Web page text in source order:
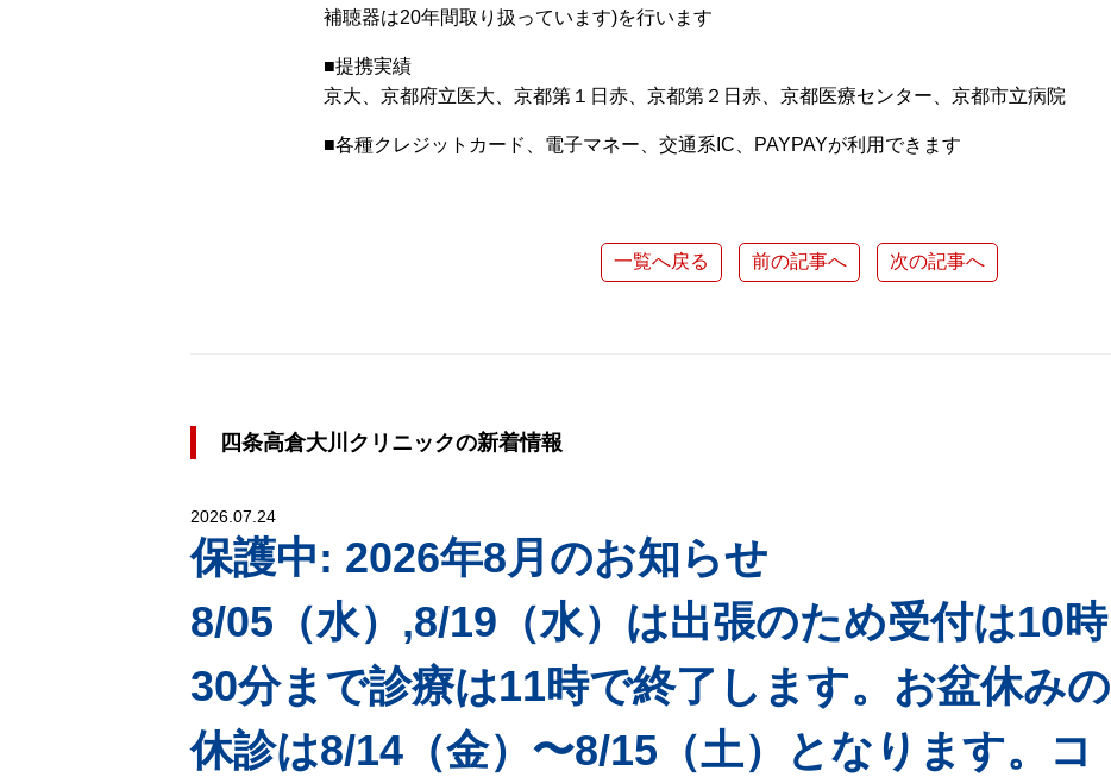
補聴器は20年間取り扱っています)を行います
■提携実績
京大、京都府立医大、京都第１日赤、京都第２日赤、京都医療センター、京都市立病院
■各種クレジットカード、電子マネー、交通系IC、PAYPAYが利用できます
一覧へ戻る 前の記事へ 次の記事へ
四条高倉大川クリニックの新着情報
2026.07.24
保護中: 2026年8月のお知らせ
8/05（水）,8/19（水）は出張のため受付は10時
30分まで診療は11時で終了します。お盆休みの
休診は8/14（金）〜8/15（土）となります。コ